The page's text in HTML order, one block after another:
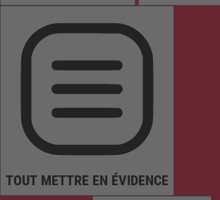
TOUT METTRE EN ÉVIDENCE